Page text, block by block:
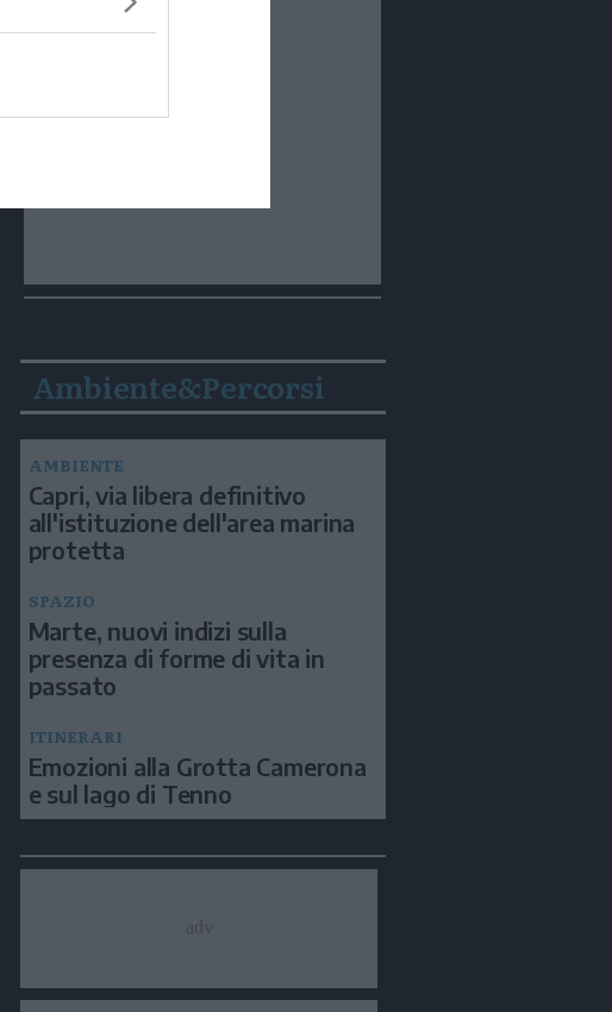
Ambiente&Percorsi
AMBIENTE
Capri, via libera definitivo
all'istituzione dell'area marina
protetta
SPAZIO
Marte, nuovi indizi sulla
presenza di forme di vita in
passato
ITINERARI
Emozioni alla Grotta Camerona
e sul lago di Tenno